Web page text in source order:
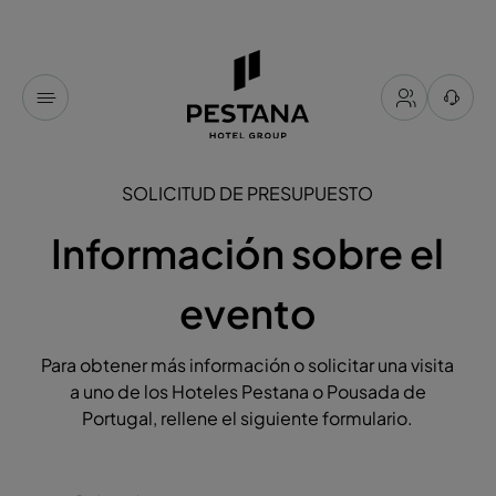
SOLICITUD DE PRESUPUESTO
Información sobre el
evento
Para obtener más información o solicitar una visita
a uno de los Hoteles Pestana o Pousada de
Portugal, rellene el siguiente formulario.